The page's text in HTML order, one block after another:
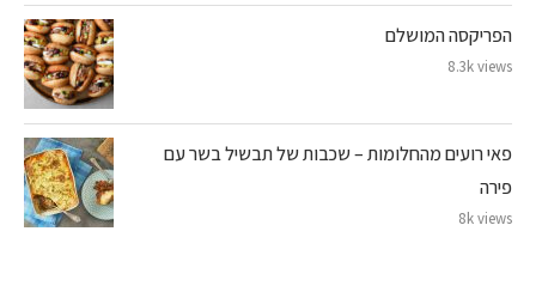
הפריקסה המושלם
8.3k views
פאי רועים מהחלומות – שכבות של תבשיל בשר עם
פירה
8k views